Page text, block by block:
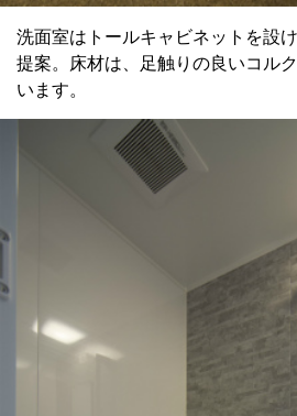
洗面室はトールキャビネットを設
提案。床材は、足触りの良いコル
います。